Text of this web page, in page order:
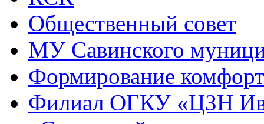
Общественный совет
МУ Савинского
Формирование
Филиал ОГКУ «ЦЗН